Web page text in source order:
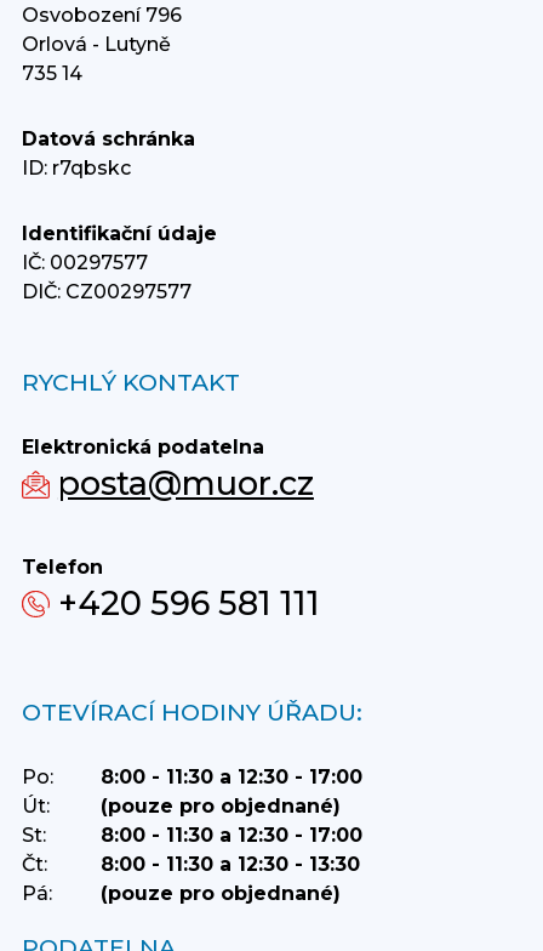
Osvobození 796
Orlová - Lutyně
735 14
Datová schránka
ID: r7qbskc
Identifikační údaje
IČ: 00297577
DIČ: CZ00297577
RYCHLÝ KONTAKT
Elektronická podatelna
posta@muor.cz
Telefon
+420 596 581 111
OTEVÍRACÍ HODINY ÚŘADU:
Po:
8:00 - 11:30 a 12:30 - 17:00
Út:
(pouze pro objednané)
St:
8:00 - 11:30 a 12:30 - 17:00
Čt:
8:00 - 11:30 a 12:30 - 13:30
Pá:
(pouze pro objednané)